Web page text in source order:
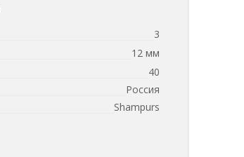
3
12 мм
40
Россия
Shampurs